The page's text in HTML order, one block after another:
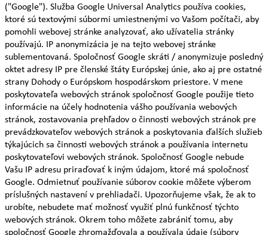
("Google"). Služba Google Universal Analytics používa cookies,
ktoré sú textovými súbormi umiestnenými vo Vašom počítači, aby
pomohli webovej stránke analyzovať, ako užívatelia stránky
používajú. IP anonymizácia je na tejto webovej stránke
sublementovaná. Spoločnosť Google skráti / anonymizuje posledný
oktet adresy IP pre členské štáty Európskej únie, ako aj pre ostatné
strany Dohody o Európskom hospodárskom priestore. V mene
poskytovateľa webových stránok spoločnosť Google použije tieto
informácie na účely hodnotenia vášho používania webových
stránok, zostavovania prehľadov o činnosti webových stránok pre
prevádzkovateľov webových stránok a poskytovania ďalších služieb
týkajúcich sa činnosti webových stránok a používania internetu
poskytovateľovi webových stránok. Spoločnosť Google nebude
Vašu IP adresu priraďovať k iným údajom, ktoré má spoločnosť
Google. Odmietnuť používanie súborov cookie môžete výberom
príslušných nastavení v prehliadači. Upozorňujeme však, že ak to
urobíte, nebudete mať možnosť využiť plnú funkčnosť týchto
webových stránok. Okrem toho môžete zabrániť tomu, aby
spoločnosť Google zhromažďovala a používala údaje (súbory